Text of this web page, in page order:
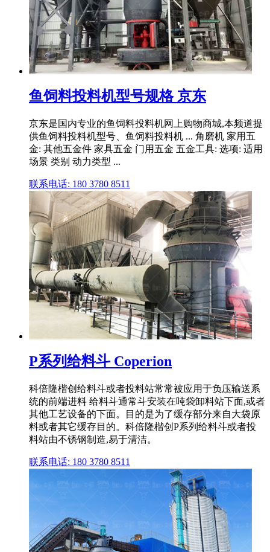
鱼饲料投料机型号规格 京东
京东是国内专业的鱼饲料投料机网上购物商城,本频道提
供鱼饲料投料机型号、鱼饲料投料机 ... 角磨机 家用五
金: 其他五金件 家具五金 门用五金 五金工具: 选项: 适用
场景 类别 动力类型 ...
联系电话: 180 3780 8511
P系列给料斗 Coperion
科倍隆楷创给料斗或者投料站常常被应用于负压输送系
统的前端进料 给料斗通常斗安装在吨袋卸料站下面,或者
其他工艺设备的下面。目的是为了缓存部分来自大袋原
料或者其它缓存目的。科倍隆楷创P系列给料斗或者投
料站由不锈钢制造,易于清洁。
联系电话: 180 3780 8511